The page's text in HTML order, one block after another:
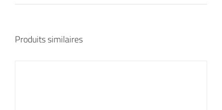
Produits similaires